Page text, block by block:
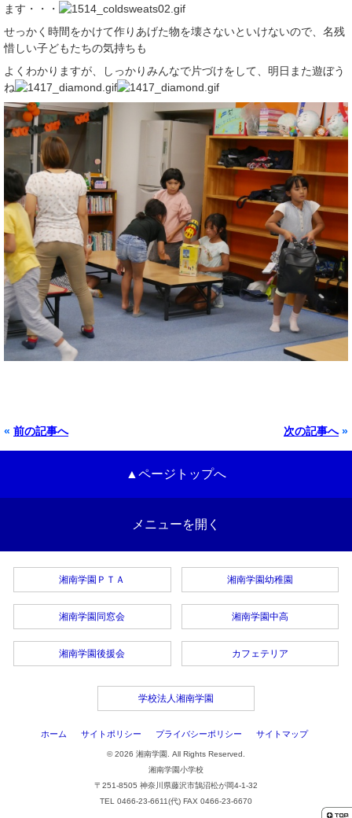
ます・・・
せっかく時間をかけて作りあげた物を壊さないといけないので、名残
惜しい子どもたちの気持ちも
よくわかりますが、しっかりみんなで片づけをして、明日また遊ぼう
ね
« 前の記事へ 次の記事へ»
▲ページトップへ
メニューを開く
湘南学園ＰＴＡ
湘南学園同窓会
湘南学園後援会
湘南学園幼稚園
湘南学園中高
カフェテリア
学校法人湘南学園
ホーム サイトポリシー プライバシーポリシー サイトマップ
© 2026 湘南学園. All Rights Reserved.
湘南学園小学校
〒251-8505 神奈川県藤沢市鵠沼松が岡4-1-32
TEL 0466-23-6611(代) FAX 0466-23-6670